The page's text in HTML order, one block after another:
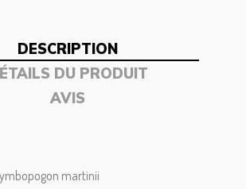
DESCRIPTION
DU PRODUIT
AVIS
martinii